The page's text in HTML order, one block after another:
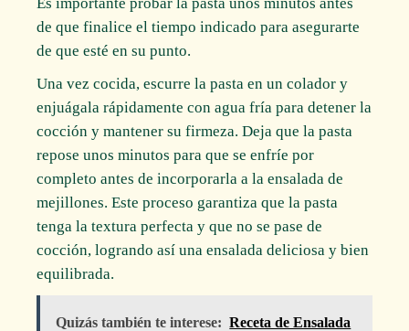
de que finalice el tiempo indicado para asegurarte
de que esté en su punto.
Una vez cocida, escurre la pasta en un colador y
enjuágala rápidamente con agua fría para detener la
cocción y mantener su firmeza. Deja que la pasta
repose unos minutos para que se enfríe por
completo antes de incorporarla a la ensalada de
mejillones. Este proceso garantiza que la pasta
tenga la textura perfecta y que no se pase de
cocción, logrando así una ensalada deliciosa y bien
equilibrada.
Quizás también te interese: Receta de Ensalada